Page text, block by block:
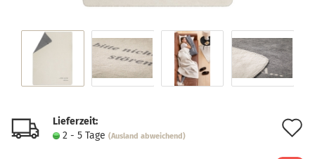
Lieferzeit:
2 - 5 Tage (Ausland abweichend)